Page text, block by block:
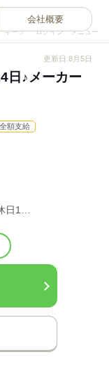
キープ ログイン メニュー
会社概要
更新日:8月5日
日♪メーカー
額支給
日1…